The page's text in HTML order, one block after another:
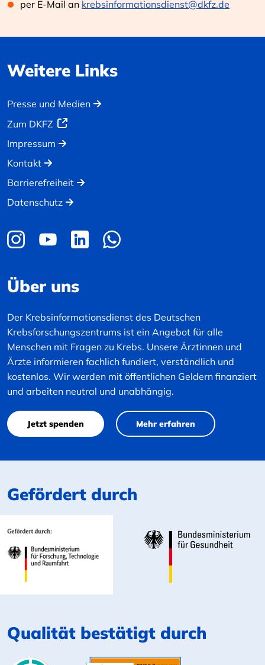
per E-Mail an krebsinformationsdienst@dkfz.de
Weitere Links
Presse und Medien
Zum DKFZ
Impressum
Kontakt
Barrierefreiheit
Datenschutz
Über uns
Der Krebsinformationsdienst des Deutschen
Krebsforschungszentrums ist ein Angebot für alle
Menschen mit Fragen zu Krebs. Unsere Ärztinnen und
Ärzte informieren fachlich fundiert, verständlich und
kostenlos. Wir werden mit öffentlichen Geldern finanziert
und arbeiten neutral und unabhängig.
Jetzt spenden Mehr erfahren
Gefördert durch
Qualität bestätigt durch